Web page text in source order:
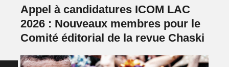
Appel à candidatures ICOM LAC
2026 : Nouveaux membres pour le
Comité éditorial de la revue Chaski